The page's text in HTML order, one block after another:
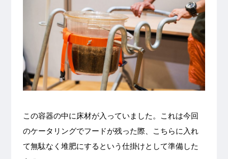
この容器の中に床材が入っていました。これは今回
のケータリングでフードが残った際、こちらに入れ
て無駄なく堆肥にするという仕掛けとして準備した